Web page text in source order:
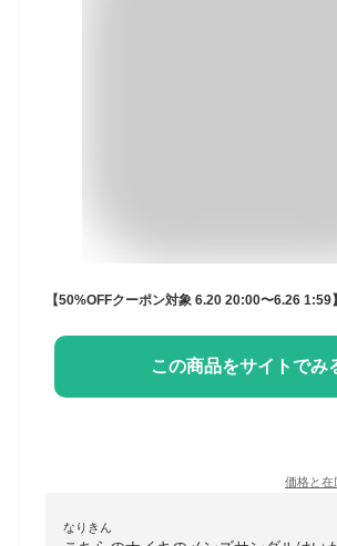
この商品をサイトでみ
価格と在
なりきん